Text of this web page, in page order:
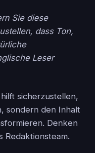
Sie diese
dass Ton,
Leser
hilft sicherzustellen,
sondern den Inhalt
Denken
Redaktionsteam.